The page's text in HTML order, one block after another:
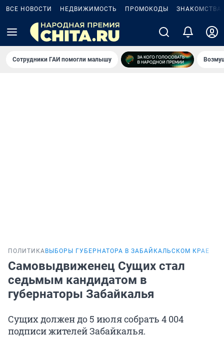
ВСЕ НОВОСТИ НЕДВИЖИМОСТЬ ПРОМОКОДЫ ЗНАКОМСТВА
Сотрудники ГАИ помогли малышу
ПОЛИТИКА ВЫБОРЫ ГУБЕРНАТОРА В ЗАБАЙКАЛЬСКОМ КРАЕ
Самовыдвиженец Сущих стал
седьмым кандидатом в
губернаторы Забайкалья
Сущих должен до 5 июля собрать 4 004
подписи жителей Забайкалья.